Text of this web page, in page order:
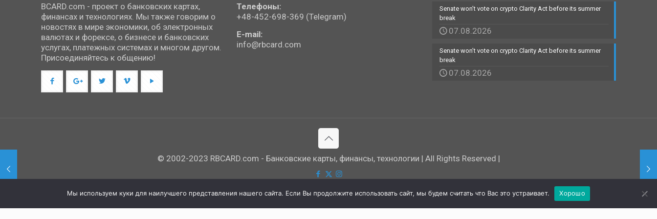
BCARD.com - проект о банковских картах,
финансах и технологиях. Мы также говорим о
новостях в мире экономики, об электронных
валютах и форексе, о бизнесе и банковских
услугах, платежных системах и многом другом.
Присоединяйтесь к общению!
Телефоны:
+48-452-698-369 (Telegram)
E-mail:
info@rbcard.com
Senate won’t vote on crypto Clarity Act before its summer
break
07.08.2026
Senate won’t vote on crypto Clarity Act before its summer
break
07.08.2026
© 2002-2023 RBCARD.com - Банковские карты, финансы, технологии | All Rights Reserved |
Мы используем куки для наилучшего представления нашего сайта. Если Вы продолжите использовать сайт, мы будем считать что Вас это устраивает. Хорошо